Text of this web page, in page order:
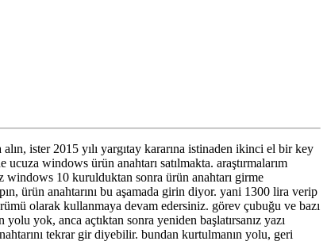
ister 2015 yılı yargıtay kararına istinaden ikinci el bir key
windows ürün anahtarı satılmakta. araştırmalarım
windows 10 kurulduktan sonra ürün anahtarı girme
ürün anahtarını bu aşamada girin diyor. yani 1300 lira verip
olarak kullanmaya devam edersiniz. görev çubuğu ve bazı
yok, anca açtıktan sonra yeniden başlatırsanız yazı
tekrar gir diyebilir. bundan kurtulmanın yolu, geri